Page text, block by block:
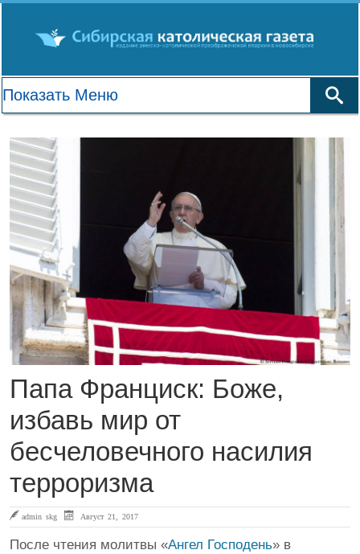
Папа Франциск: Боже,
избавь мир от
бесчеловечного насилия
терроризма
admin skg Август 21, 2017
После чтения молитвы «Ангел Господень» в